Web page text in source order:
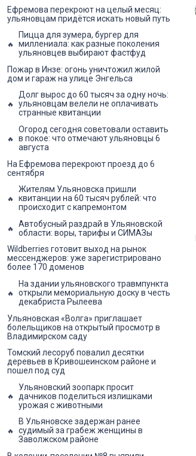
Ефремова перекроют на целый месяц:
ульяновцам придётся искать новый путь
Пицца для зумера, бургер для
миллениала: как разные поколения
ульяновцев выбирают фастфуд
Пожар в Инзе: огонь уничтожил жилой
дом и гараж на улице Энгельса
Долг вырос до 60 тысяч за одну ночь:
ульяновцам велели не оплачивать
странные квитанции
Огород сегодня советовали оставить
в покое: что отмечают ульяновцы 6
августа
На Ефремова перекроют проезд до 6
сентября
Жителям Ульяновска пришли
квитанции на 60 тысяч рублей: что
происходит с капремонтом
Автобусный раздрай в Ульяновской
области: воры, тарифы и СИМАЗы
Wildberries готовит выход на рынок
мессенджеров: уже зарегистрировано
более 170 доменов
На здании ульяновского травмпункта
открыли мемориальную доску в честь
декабриста Рылеева
Ульяновская «Волга» приглашает
болельщиков на открытый просмотр в
Владимирском саду
Томский лесоруб повалил десятки
деревьев в Кривошеинском районе и
пошел под суд
Ульяновский зоопарк просит
дачников поделиться излишками
урожая с животными
В Ульяновске задержан ранее
судимый за грабеж женщины в
Заволжском районе